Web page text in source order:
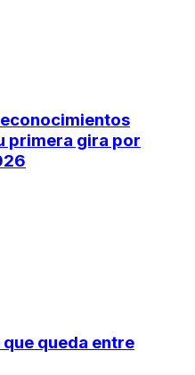
primera gira por
queda entre